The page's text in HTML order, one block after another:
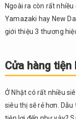
Quy
mô
cửa
lợi
Các
mặt
hàng
Ngoài ra còn rất
Yamazaki hay New
giới thiệu 3 thương
Cửa hàng tiện
Ở Nhật có rất nhiều
siêu thị sẽ rẻ hơn.